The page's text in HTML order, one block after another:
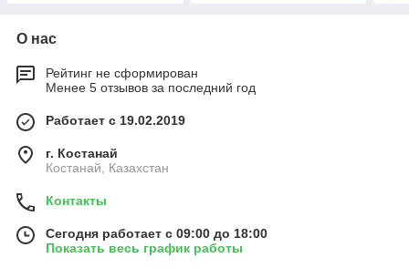
О нас
Рейтинг не сформирован
Менее 5 отзывов за последний год
Работает с 19.02.2019
г. Костанай
Костанай, Казахстан
Контакты
Сегодня работает с 09:00 до 18:00
Показать весь график работы